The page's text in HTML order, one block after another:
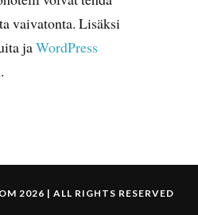
vaivatonta. Lisäksi
jaWordPress
2026 | ALL RIGHTS RESERVED